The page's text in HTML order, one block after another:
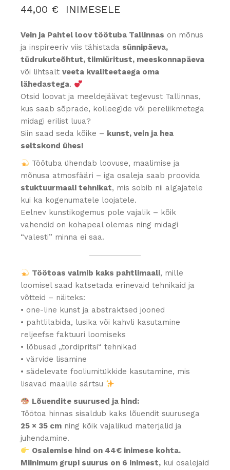
44,00 € INIMESELE
Vein ja Pahtel loov töötuba Tallinnas on mõnus
ja inspireeriv viis tähistada sünnipäeva,
tüdrukuteõhtut, tiimiüritust, meeskonnapäeva
või lihtsaltveeta kvaliteetaega oma
lähedastega.
Otsid loovat ja meeldejäävat tegevust Tallinnas,
kus saab sõprade, kolleegide või pereliikmetega
midagi erilist luua?
Siin saad seda kõike – kunst, vein ja hea
seltskond ühes!
Töötuba ühendab loovuse, maalimise ja
mõnusa atmosfääri – iga osaleja saab proovida
stuktuurmaali tehnikat, mis sobib nii algajatele
kui ka kogenumatele loojatele.
Eelnev kunstikogemus pole vajalik – kõik
vahendid on kohapeal olemas ning midagi
“valesti” minna ei saa.
Töötoas valmib kaks pahtlimaali, mille
loomisel saad katsetada erinevaid tehnikaid ja
võtteid – näiteks:
• one-line kunst ja abstraktsed jooned
• pahtlilabida, lusika või kahvli kasutamine
reljeefse faktuuri loomiseks
• lõbusad „tordipritsi“ tehnikad
• värvide lisamine
• sädelevate fooliumitükkide kasutamine, mis
lisavad maalile särtsu
Lõuendite suurused ja hind:
Töötoa hinnas sisaldub kaks lõuendit suurusega
25 × 35 cm ning kõik vajalikud materjalid ja
juhendamine.
Osalemise hind on 44€ inimese kohta.
Miinimum grupi suurus on 6 inimest, kui osalejaid